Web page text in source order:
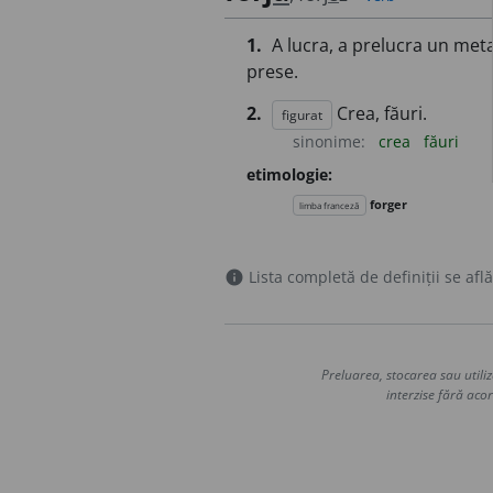
1. A lucra, a prelucra un
prese.
2.
figurat Crea, făuri.
sinonime: crea
făuri
etimologie:
limba franceză forger
info Lista completă de definiții se
Preluarea, stocarea sau
interzise fără